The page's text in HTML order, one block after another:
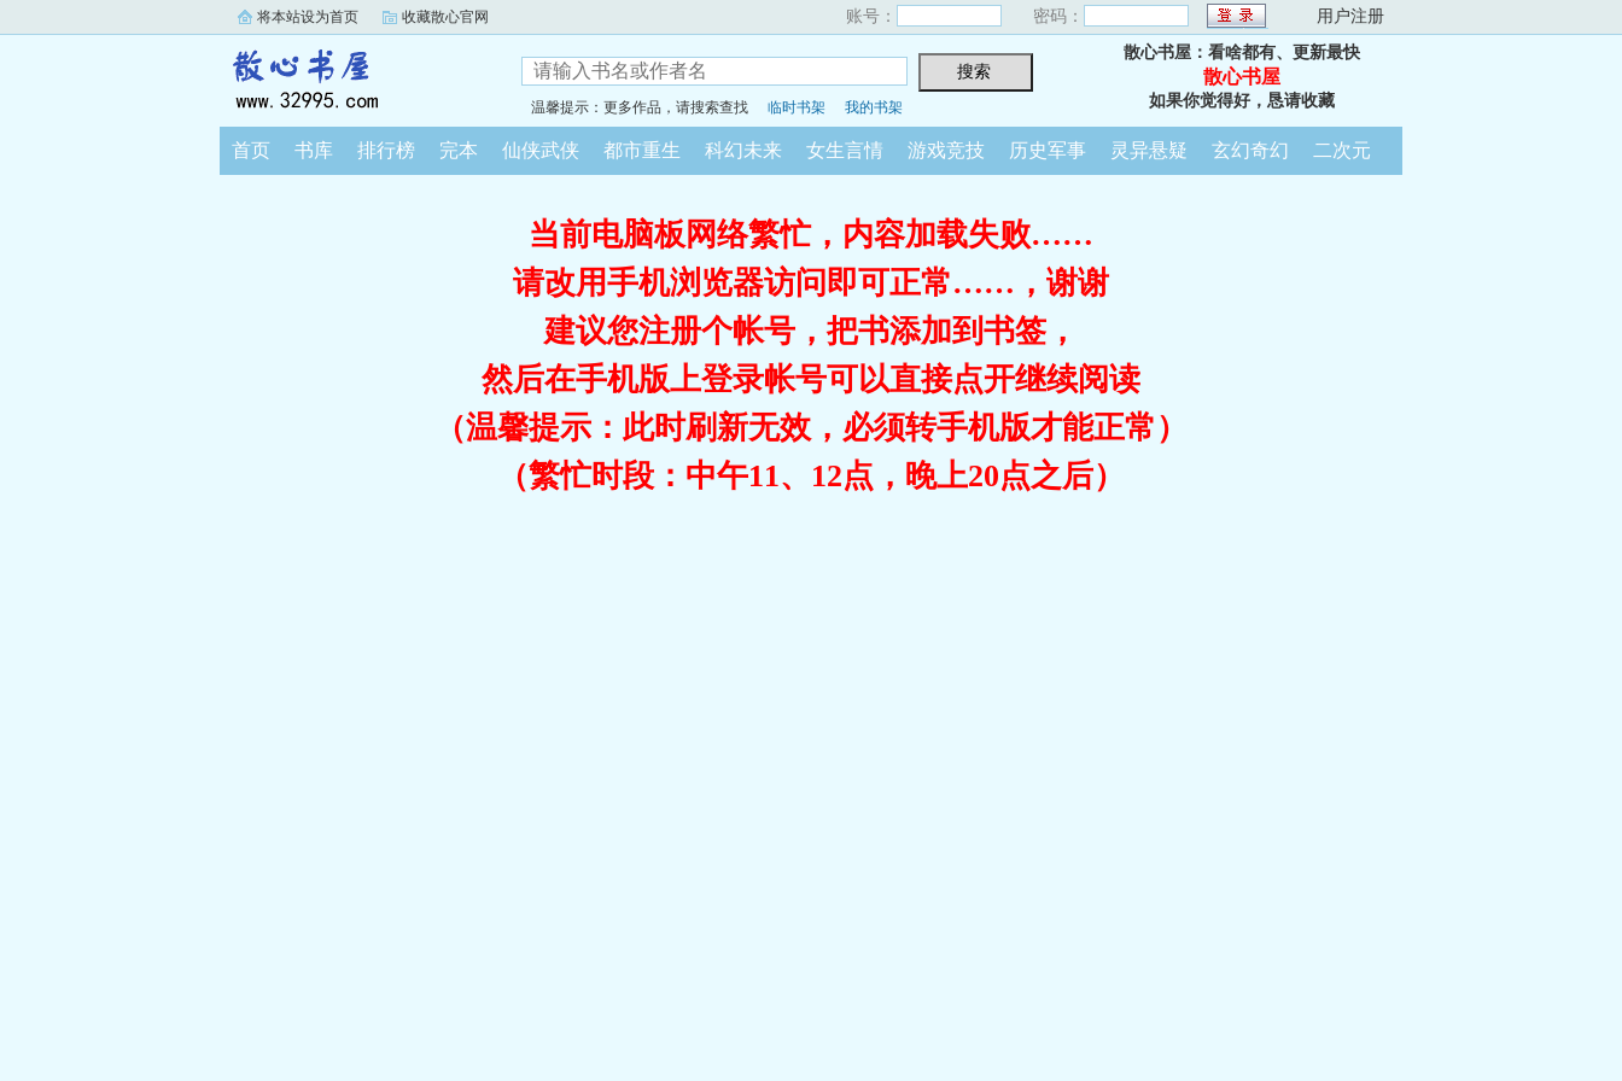
将本站设为首页 收藏散心官网 账号： 密码： 用户注册
温馨提示：更多作品，请搜索查找 临时书架 我的书架
散心书屋：看啥都有、更新最快
散心书屋
如果你觉得好，恳请收藏
首页 书库 排行榜 完本 仙侠武侠 都市重生 科幻未来 女生言情 游戏竞技 历史军事 灵异悬疑 玄幻奇幻 二次元
当前电脑板网络繁忙，内容加载失败……
请改用手机浏览器访问即可正常……，谢谢
建议您注册个帐号，把书添加到书签，
然后在手机版上登录帐号可以直接点开继续阅读
（温馨提示：此时刷新无效，必须转手机版才能正常）
（繁忙时段：中午11、12点，晚上20点之后）